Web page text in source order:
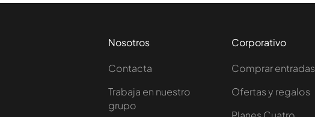
Nosotros
Contacta
Trabaja en nuestro
grupo
Corporativo
Comprar entradas
Ofertas y regalos